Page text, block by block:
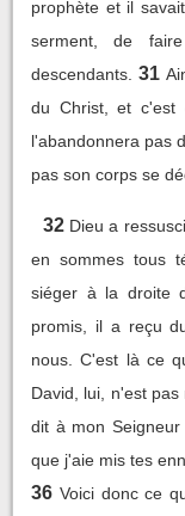
prophète et il
serment, de
descendants. 31
du Christ, et c'est
l'abandonnera pas
pas son corps se
32 Dieu a
en sommes tous
siéger à la droite
promis, il a reçu
nous. C'est là ce
David, lui, n'est
dit à mon
que j'aie mis tes
36 Voici donc ce